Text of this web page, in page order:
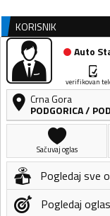
KORISNIK
Auto
verifikovan
Crna Gora
PODGORICA/
Sačuvaj oglas
Pogledaj sve
Pogledaj